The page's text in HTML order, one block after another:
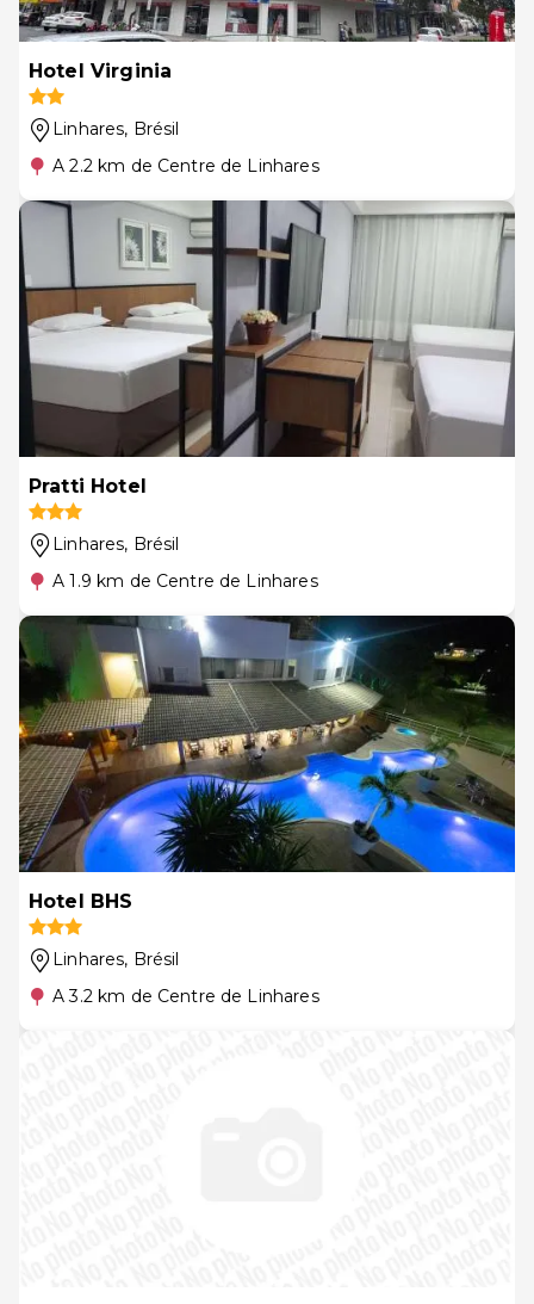
Hotel Virginia
Linhares, Brésil
A 2.2 km de Centre de Linhares
Pratti Hotel
Linhares, Brésil
A 1.9 km de Centre de Linhares
Hotel BHS
Linhares, Brésil
A 3.2 km de Centre de Linhares